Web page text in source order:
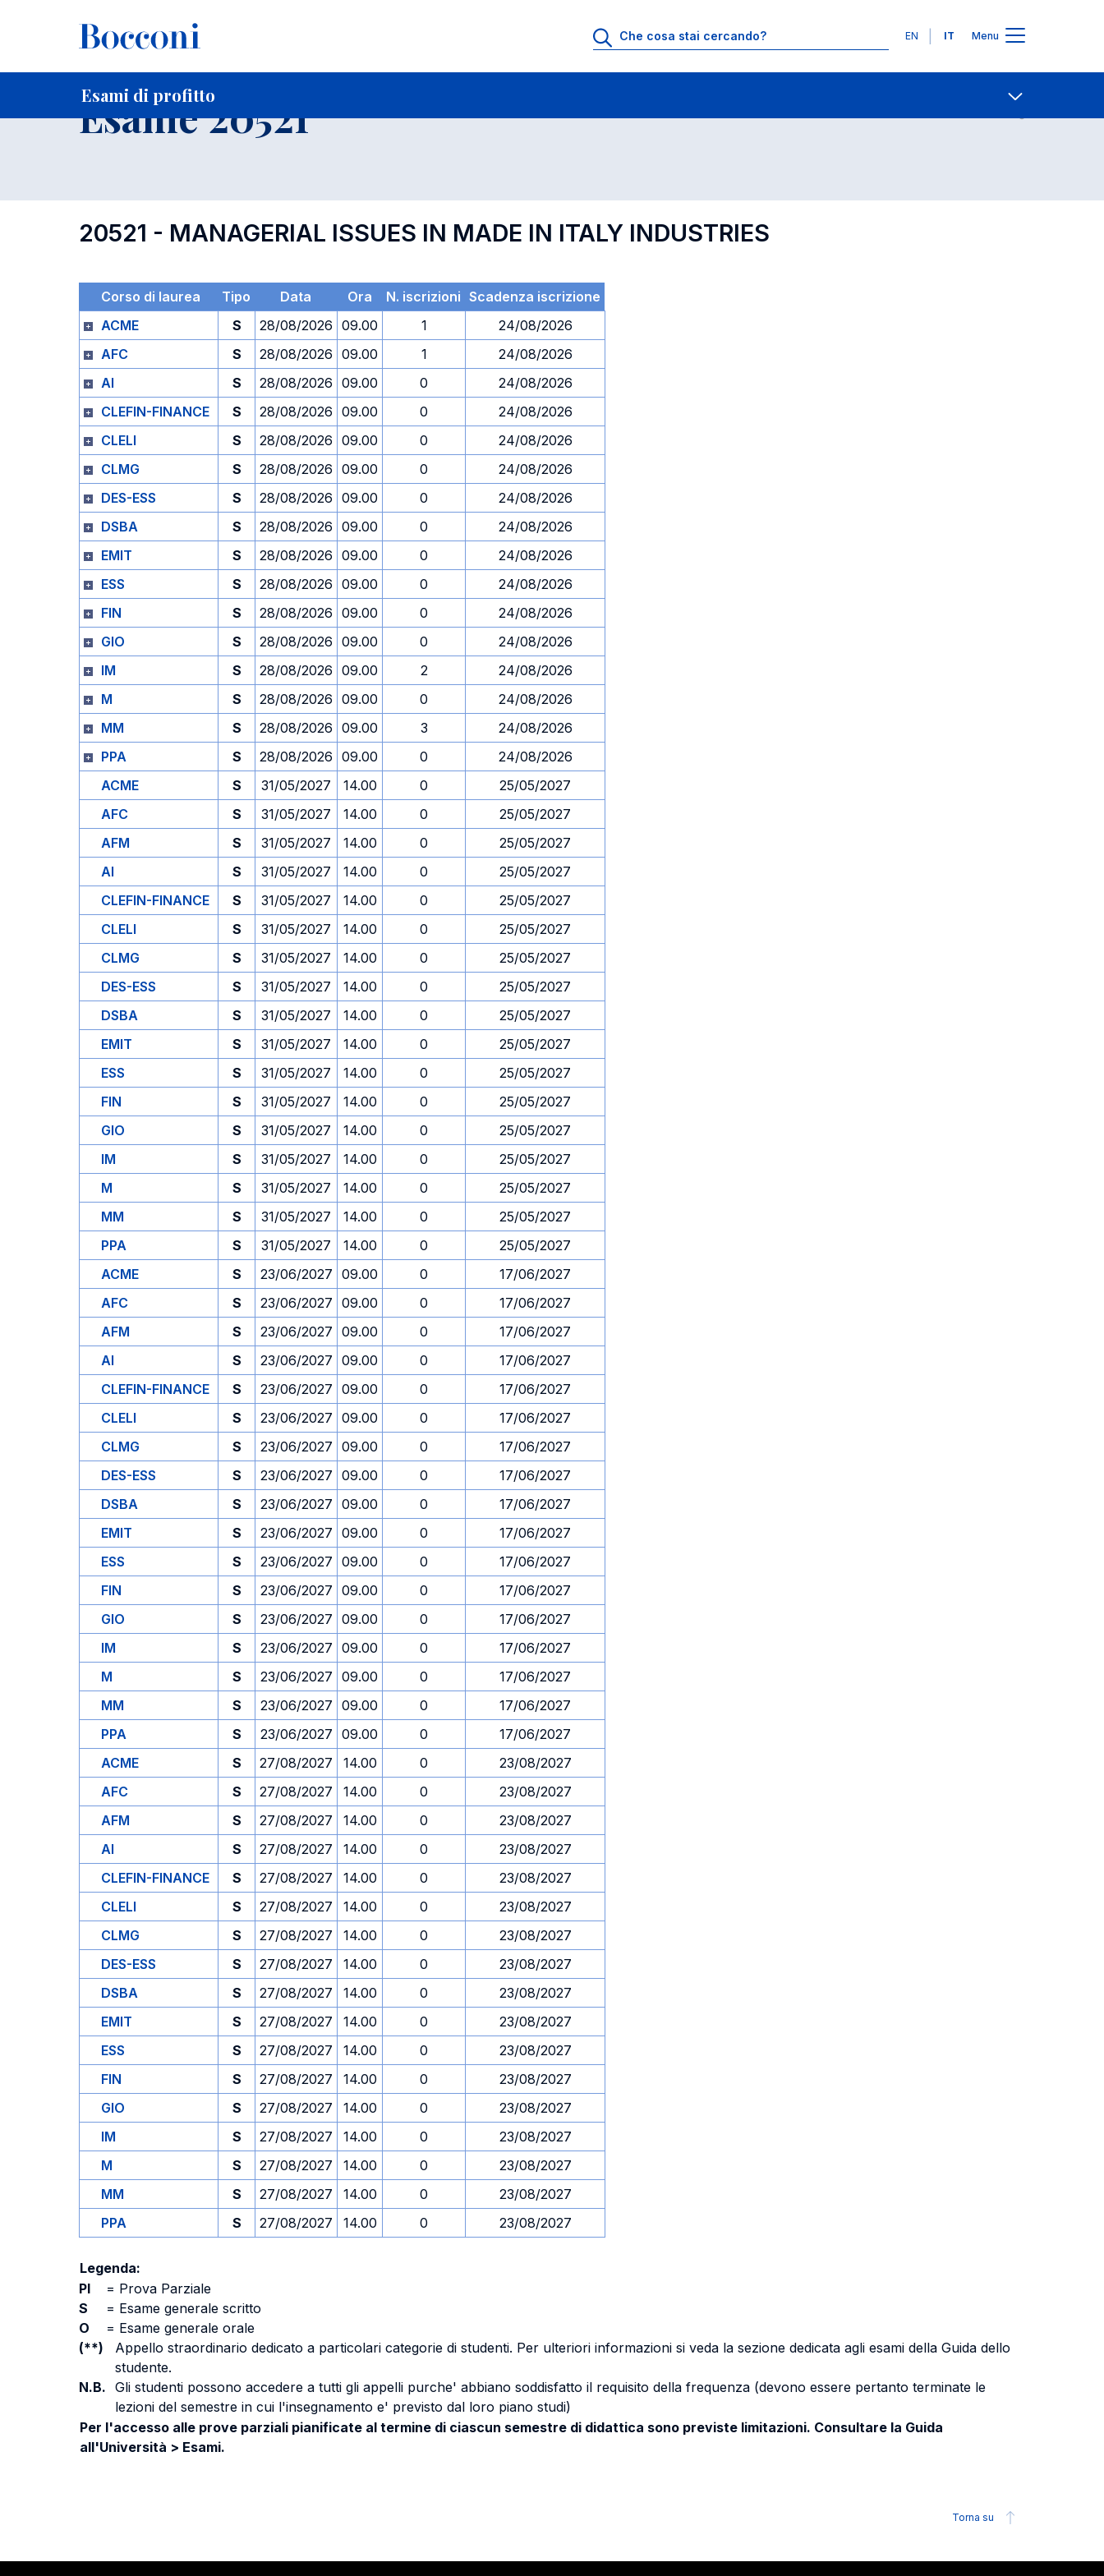
Lingue
EN IT Menu
Esami di profitto
Home Per studenti iscritti Contatti
Esame 20521
20521 - MANAGERIAL ISSUES IN MADE IN ITALY INDUSTRIES
Corso di laurea Tipo Data Ora N. iscrizioni Scadenza iscrizione
ACME
S 28/08/2026 09.00 1
24/08/2026
AFC
S 28/08/2026 09.00 1
24/08/2026
AI
S 28/08/2026 09.00 0
24/08/2026
CLEFIN-FINANCE
S 28/08/2026 09.00 0
24/08/2026
CLELI
S 28/08/2026 09.00 0
24/08/2026
CLMG
S 28/08/2026 09.00 0
24/08/2026
DES-ESS
S 28/08/2026 09.00 0
24/08/2026
DSBA
S 28/08/2026 09.00 0
24/08/2026
EMIT
S 28/08/2026 09.00 0
24/08/2026
ESS
S 28/08/2026 09.00 0
24/08/2026
FIN
S 28/08/2026 09.00 0
24/08/2026
GIO
S 28/08/2026 09.00 0
24/08/2026
IM
S 28/08/2026 09.00 2
24/08/2026
M
S 28/08/2026 09.00 0
24/08/2026
MM
S 28/08/2026 09.00 3
24/08/2026
PPA
S 28/08/2026 09.00 0
24/08/2026
ACME
S 31/05/2027 14.00 0
25/05/2027
AFC
S 31/05/2027 14.00 0
25/05/2027
AFM
S 31/05/2027 14.00 0
25/05/2027
AI
S 31/05/2027 14.00 0
25/05/2027
CLEFIN-FINANCE
S 31/05/2027 14.00 0
25/05/2027
CLELI
S 31/05/2027 14.00 0
25/05/2027
CLMG
S 31/05/2027 14.00 0
25/05/2027
DES-ESS
S 31/05/2027 14.00 0
25/05/2027
DSBA
S 31/05/2027 14.00 0
25/05/2027
EMIT
S 31/05/2027 14.00 0
25/05/2027
ESS
S 31/05/2027 14.00 0
25/05/2027
FIN
S 31/05/2027 14.00 0
25/05/2027
GIO
S 31/05/2027 14.00 0
25/05/2027
IM
S 31/05/2027 14.00 0
25/05/2027
M
S 31/05/2027 14.00 0
25/05/2027
MM
S 31/05/2027 14.00 0
25/05/2027
PPA
S 31/05/2027 14.00 0
25/05/2027
ACME
S 23/06/2027 09.00 0
17/06/2027
AFC
S 23/06/2027 09.00 0
17/06/2027
AFM
S 23/06/2027 09.00 0
17/06/2027
AI
S 23/06/2027 09.00 0
17/06/2027
CLEFIN-FINANCE
S 23/06/2027 09.00 0
17/06/2027
CLELI
S 23/06/2027 09.00 0
17/06/2027
CLMG
S 23/06/2027 09.00 0
17/06/2027
DES-ESS
S 23/06/2027 09.00 0
17/06/2027
DSBA
S 23/06/2027 09.00 0
17/06/2027
EMIT
S 23/06/2027 09.00 0
17/06/2027
ESS
S 23/06/2027 09.00 0
17/06/2027
FIN
S 23/06/2027 09.00 0
17/06/2027
GIO
S 23/06/2027 09.00 0
17/06/2027
IM
S 23/06/2027 09.00 0
17/06/2027
M
S 23/06/2027 09.00 0
17/06/2027
MM
S 23/06/2027 09.00 0
17/06/2027
PPA
S 23/06/2027 09.00 0
17/06/2027
ACME
S 27/08/2027 14.00 0
23/08/2027
AFC
S 27/08/2027 14.00 0
23/08/2027
AFM
S 27/08/2027 14.00 0
23/08/2027
AI
S 27/08/2027 14.00 0
23/08/2027
CLEFIN-FINANCE
S 27/08/2027 14.00 0
23/08/2027
CLELI
S 27/08/2027 14.00 0
23/08/2027
CLMG
S 27/08/2027 14.00 0
23/08/2027
DES-ESS
S 27/08/2027 14.00 0
23/08/2027
DSBA
S 27/08/2027 14.00 0
23/08/2027
EMIT
S 27/08/2027 14.00 0
23/08/2027
ESS
S 27/08/2027 14.00 0
23/08/2027
FIN
S 27/08/2027 14.00 0
23/08/2027
GIO
S 27/08/2027 14.00 0
23/08/2027
IM
S 27/08/2027 14.00 0
23/08/2027
M
S 27/08/2027 14.00 0
23/08/2027
MM
S 27/08/2027 14.00 0
23/08/2027
PPA
S 27/08/2027 14.00 0 23/08/2027
Legenda:
PI
= Prova Parziale
S
= Esame generale scritto
O
= Esame generale orale
(**)
Appello straordinario dedicato a particolari categorie di studenti. Per ulteriori informazioni si veda la sezione dedicata agli esami della Guida dello
studente.
N.B. Gli studenti possono accedere a tutti gli appelli purche' abbiano soddisfatto il requisito della frequenza (devono essere pertanto terminate le
lezioni del semestre in cui l'insegnamento e' previsto dal loro piano studi)
Per l'accesso alle prove parziali pianificate al termine di ciascun semestre di didattica sono previste limitazioni. Consultare la Guida
all'Università > Esami.
Torna su